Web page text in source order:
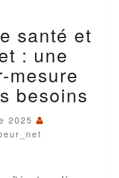
santé et
: une
mesure
besoins
2025